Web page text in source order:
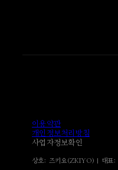
이용약관
개인정보처리방침
사업자정보확인
상호: 즈키요(ZKIYO) | 대표: